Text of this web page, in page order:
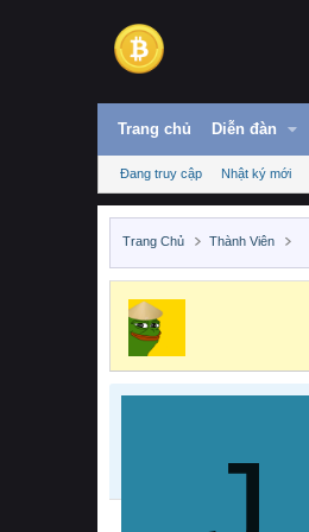
Trang chủ Diễn đàn
Đang truy cập Nhật ký mới
Trang Chủ Thành Viên